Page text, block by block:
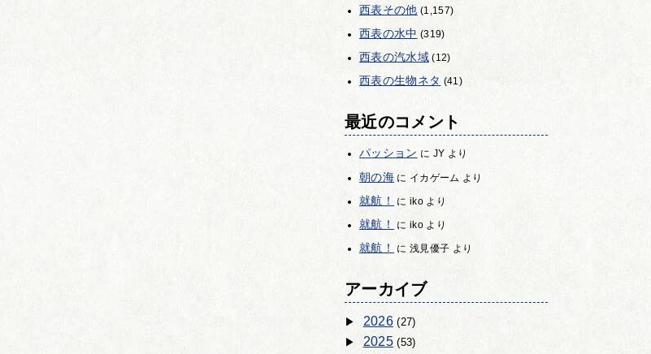
西表その他 (1,157)
西表の水中 (319)
西表の汽水域(12)
西表の生物ネタ (41)
最近のコメント
パッション に JY より
朝の海に イカゲーム より
就航！ に ikoより
就航！ に ikoより
就航！ に 浅見優子 より
アーカイブ
2026(27)
2025(53)